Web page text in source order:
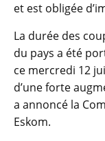
et est obligée
La durée des
du pays a été
ce mercredi 12
d’une forte
a annoncé la
Eskom.